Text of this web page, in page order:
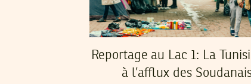
Reportage au Lac 1: La
à l’afflux des